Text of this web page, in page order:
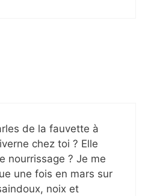
de la fauvette à
chez toi ? Elle
nourrissage ? Je me
une fois en mars sur
noix et